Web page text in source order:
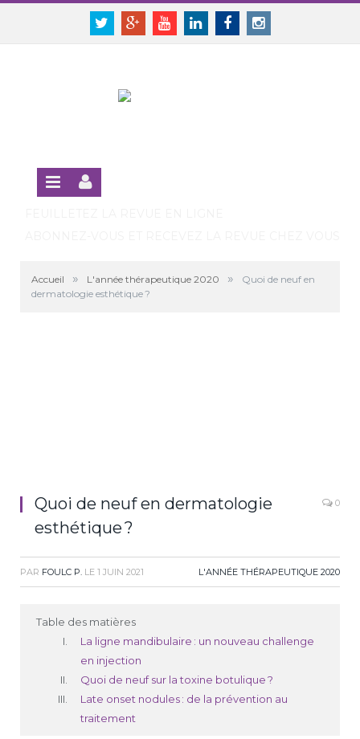
Panneau de gestion des cookies
TwitterGoogle+YoutubeLinkedinFacebookInstagram
SE CONNECTER
Accueil » L'année thérapeutique 2020 »
Quoi de neuf en
dermatologie esthétique ?
Quoi de neuf en dermatologie
esthétique ?
0
PAR FOULC P. LE 1 JUIN 2021 L'ANNÉE THÉRAPEUTIQUE 2020
Table des matières
La ligne mandibulaire : un nouveau challenge
en injection
Quoi de neuf sur la toxine botulique ?
Late onset nodules : de la prévention au
traitement